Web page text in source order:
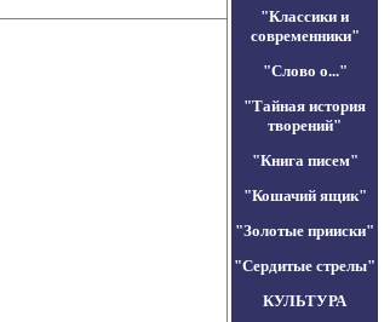
"Классики и
современники"
"Слово о..."
"Тайная история
творений"
"Книга писем"
"Кошачий ящик"
"Золотые прииски"
"Сердитые стрелы"
КУЛЬТУРА